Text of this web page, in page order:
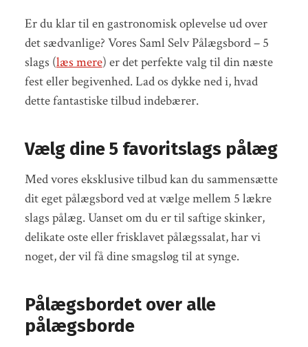
Er du klar til en gastronomisk oplevelse ud over
det sædvanlige? Vores Saml Selv Pålægsbord – 5
slags (læs mere) er det perfekte valg til din næste
fest eller begivenhed. Lad os dykke ned i, hvad
dette fantastiske tilbud indebærer.
Vælg dine 5 favoritslags pålæg
Med vores eksklusive tilbud kan du sammensætte
dit eget pålægsbord ved at vælge mellem 5 lækre
slags pålæg. Uanset om du er til saftige skinker,
delikate oste eller frisklavet pålægssalat, har vi
noget, der vil få dine smagsløg til at synge.
Pålægsbordet over alle
pålægsborde